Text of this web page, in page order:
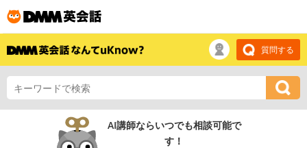
質問する
AI講師ならいつでも相談可能で
す！